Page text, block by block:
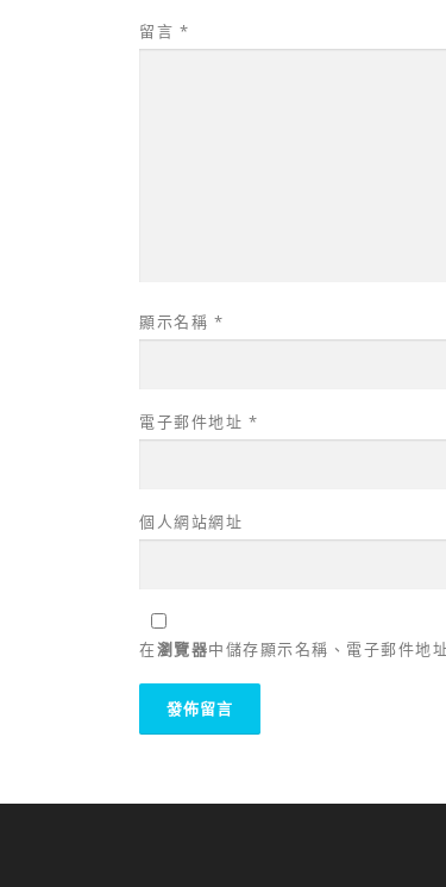
留言 *
顯示名稱 *
電子郵件地址 *
個人網站網址
在瀏覽器中儲存顯示名稱、電子郵件地